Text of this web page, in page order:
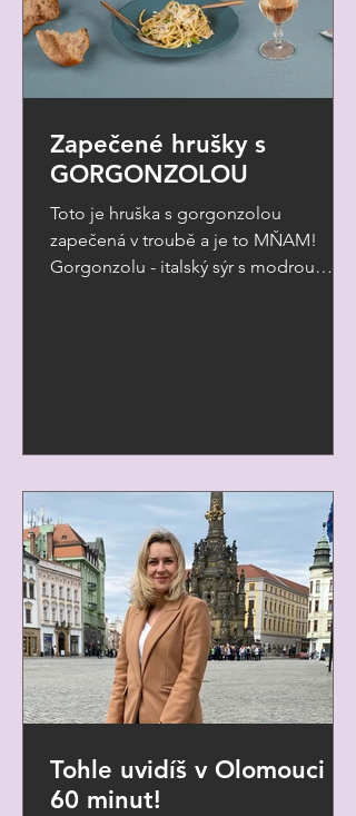
Zapečené hrušky s
GORGONZOLOU
Toto je hruška s gorgonzolou
zapečená v troubě a je to MŇAM!
Gorgonzolu - italský sýr s modrou
Tohle uvidíš v Olomouci za
60 minut!